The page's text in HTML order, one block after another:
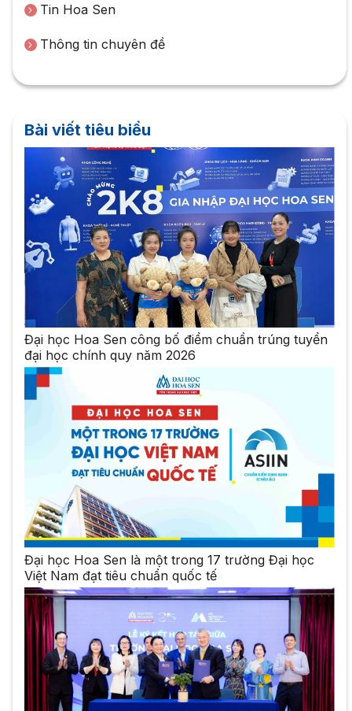
Tin Hoa Sen
Thông tin chuyên đề
Bài viết tiêu biểu
Đại học Hoa Sen công bố điểm chuẩn trúng tuyển
đại học chính quy năm 2026
Đại học Hoa Sen là một trong 17 trường Đại học
Việt Nam đạt tiêu chuẩn quốc tế